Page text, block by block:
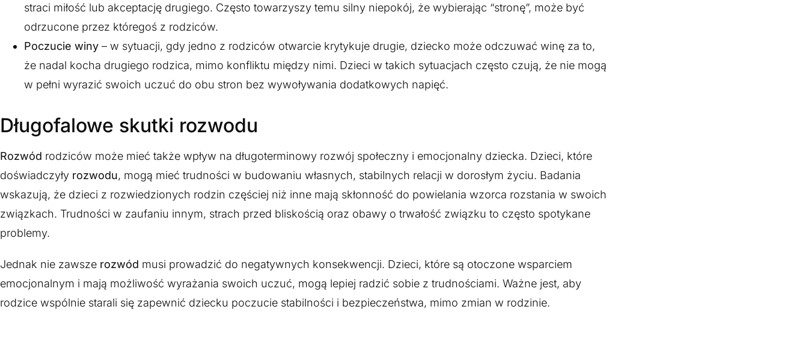
straci miłość lub akceptację drugiego. Często towarzyszy temu silny niepokój, że wybierając “stronę”, może być
odrzucone przez któregoś z rodziców.
Poczucie winy – w sytuacji, gdy jedno z rodziców otwarcie krytykuje drugie, dziecko może odczuwać winę za to,
że nadal kocha drugiego rodzica, mimo konfliktu między nimi. Dzieci w takich sytuacjach często czują, że nie mogą
w pełni wyrazić swoich uczuć do obu stron bez wywoływania dodatkowych napięć.
Długofalowe skutki rozwodu
Rozwód rodziców może mieć także wpływ na długoterminowy rozwój społeczny i emocjonalny dziecka. Dzieci, które
doświadczyły rozwodu, mogą mieć trudności w budowaniu własnych, stabilnych relacji w dorosłym życiu. Badania
wskazują, że dzieci z rozwiedzionych rodzin częściej niż inne mają skłonność do powielania wzorca rozstania w swoich
związkach. Trudności w zaufaniu innym, strach przed bliskością oraz obawy o trwałość związku to często spotykane
problemy.
Jednak nie zawsze rozwód musi prowadzić do negatywnych konsekwencji. Dzieci, które są otoczone wsparciem
emocjonalnym i mają możliwość wyrażania swoich uczuć, mogą lepiej radzić sobie z trudnościami. Ważne jest, aby
rodzice wspólnie starali się zapewnić dziecku poczucie stabilności i bezpieczeństwa, mimo zmian w rodzinie.